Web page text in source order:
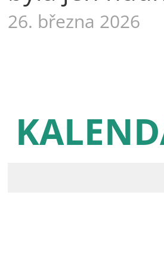
26. března 2026